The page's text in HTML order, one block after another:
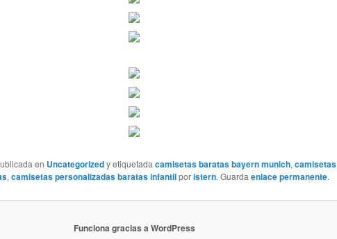
en Uncategorizedy etiquetadacamisetas baratas bayern munich,camisetas
,camisetas personalizadas baratas infantilporistern. Guardaenlace permanente.
Funciona gracias a WordPress